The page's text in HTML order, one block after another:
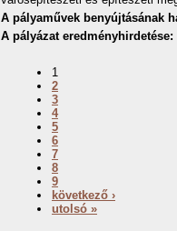
A pályaművek benyújtásának
A pályázat eredményhirdetése:
1
2
3
4
5
6
7
8
9
következő ›
utolsó »